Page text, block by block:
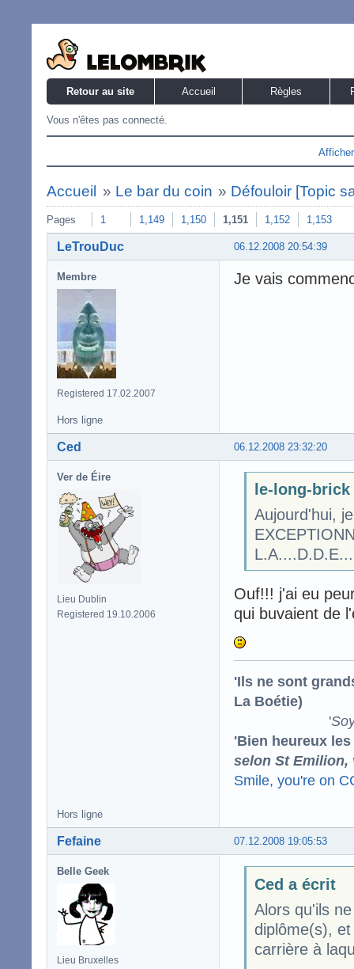
Retour au site Accueil Règles
Vous n'êtes pas connecté.
Accueil » Le bar du coin » Défouloir [Topic
Pages 1 1,149 1,150 1,151 1,152 1,153
06.12.2008 20:54:39
LeTrouDuc
Membre
Registered 17.02.2007
Je vais
Hors ligne
06.12.2008 23:32:20
Ced
Ver de Éire
Lieu Dublin
Registered 19.10.2006
le-long-
Aujourd'hui,
Ouf!!! j'ai eu
qui buvaient de
'Ils ne sont
La Boétie)
'
'Bien heureux
selon St Emilion,
Smile, you're on
Hors ligne
07.12.2008 19:05:53
Fefaine
Belle Geek
Lieu Bruxelles
Ced a écrit
Alors qu'ils
diplôme(s),
carrière à